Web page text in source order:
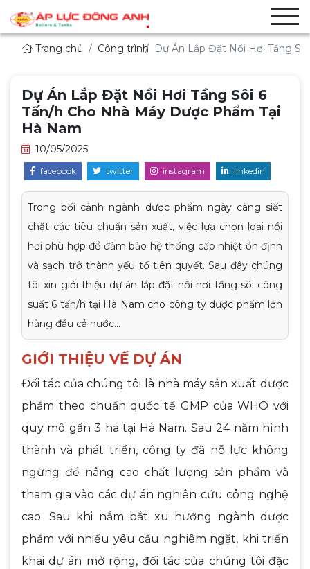
Trang chủ Công trình Dự Án Lắp Đặt Nồi Hơi Tầng
Dự Án Lắp Đặt Nồi Hơi Tầng Sôi 6
Tấn/h Cho Nhà Máy Dược Phẩm Tại
Hà Nam
10/05/2025
facebook twitter instagram linkedin
Trong bối cảnh ngành dược phẩm ngày càng siết
chặt các tiêu chuẩn sản xuất, việc lựa chọn loại nồi
hơi phù hợp để đảm bảo hệ thống cấp nhiệt ổn định
và sạch trở thành yếu tố tiên quyết. Sau đây chúng
tôi xin giới thiệu dự án lắp đặt nồi hơi tầng sôi công
suất 6 tấn/h tại Hà Nam cho công ty dược phẩm lớn
hàng đầu cả nước...
GIỚI THIỆU VỀ DỰ ÁN
Đối tác của chúng tôi là nhà máy sản xuất dược
phẩm theo chuẩn quốc tế GMP của WHO với
quy mô gần 3 ha tại Hà Nam. Sau 24 năm hình
thành và phát triển, công ty đã nỗ lực không
ngừng để nâng cao chất lượng sản phẩm và
tham gia vào các dự án nghiên cứu công nghệ
cao. Sau khi nắm bắt xu hướng ngành dược
phẩm với nhiều yêu cầu nghiêm ngặt, khi triển
khai dự án mở rộng, đối tác của chúng tôi đặc